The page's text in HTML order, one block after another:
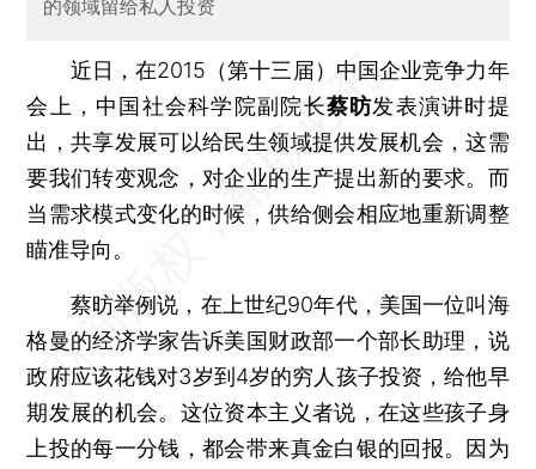
的领域留给私人投资
近日，在2015（第十三届）中国企业竞争力年
会上，中国社会科学院副院长蔡昉发表演讲时提
出，共享发展可以给民生领域提供发展机会，这需
要我们转变观念，对企业的生产提出新的要求。而
当需求模式变化的时候，供给侧会相应地重新调整
瞄准导向。
蔡昉举例说，在上世纪90年代，美国一位叫海
格曼的经济学家告诉美国财政部一个部长助理，说
政府应该花钱对3岁到4岁的穷人孩子投资，给他早
期发展的机会。这位资本主义者说，在这些孩子身
上投的每一分钱，都会带来真金白银的回报。因为